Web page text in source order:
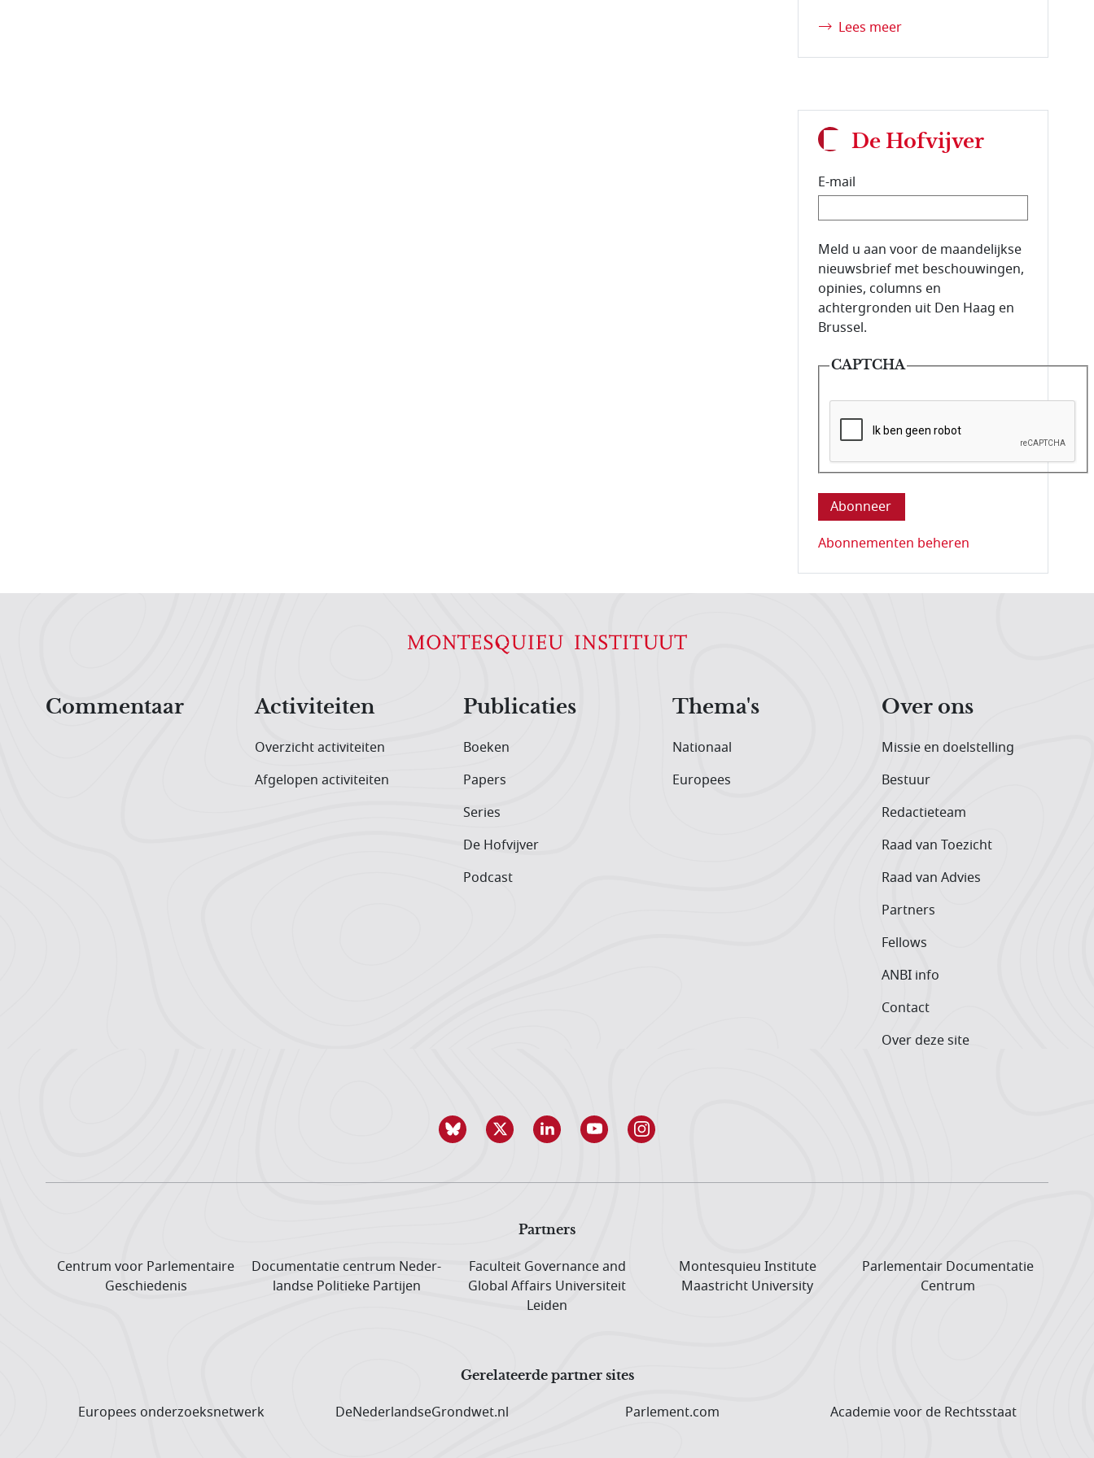
Lees meer
De Hofvijver
E-mail
E-mailadres van de abonnee.
Meld u aan voor de maandelijkse
nieuwsbrief met beschouwingen,
opinies, columns en
achtergronden uit Den Haag en
Brussel.
CAPTCHA
Deze vraag is om te controleren dat u
Abonnementen beheren
Commentaar
Activiteiten
Overzicht activiteiten
Afgelopen activiteiten
Publicaties
Boeken
Papers
Series
De Hofvijver
Podcast
Thema's
Nationaal
Europees
Over ons
Missie en doelstelling
Bestuur
Redactieteam
Raad van Toezicht
Raad van Advies
Partners
Fellows
ANBI info
Contact
Over deze site
Partners
Centrum voor Parlementaire
Geschiedenis
Documentatie centrum Neder­
landse Politieke Partijen
Faculteit Governance and
Global Affairs Universiteit
Leiden
Montesquieu Institute
Maastricht University
Parlementair Documentatie
Centrum
Gerelateerde partner sites
Europees onderzoeks­netwerk DeNederlandseGrondwet.nl Parlement.com Academie voor de Rechtsstaat